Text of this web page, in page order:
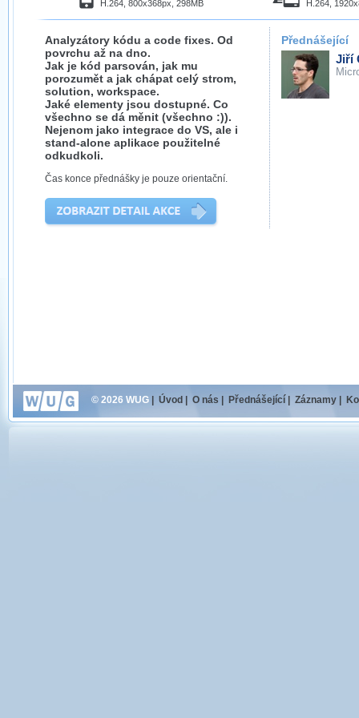
H.264, 800x368px, 298MB H.264,
Analyzátory kódu a code fixes. Od
povrchu až na dno.
Jak je kód parsován, jak mu
porozumět a jak chápat celý strom,
solution, workspace.
Jaké elementy jsou dostupné. Co
všechno se dá měnit (všechno :)).
Nejenom jako integrace do VS, ale i
stand-alone aplikace použitelné
odkudkoli.
Čas konce přednášky je pouze orientační.
Přednášející
Jiří
© 2026 WUG Úvod O nás Přednášející Záznamy